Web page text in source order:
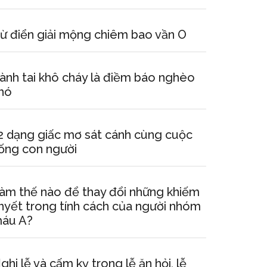
điển giải mộng chiêm bao vần O
tai khô cháy là điềm báo nghèo
dạng giấc mơ sát cánh cùng cuộc
con người
thế nào để thay đổi những khiếm
trong tính cách của người nhóm
A?
lễ và cấm kỵ trong lễ ăn hỏi, lễ